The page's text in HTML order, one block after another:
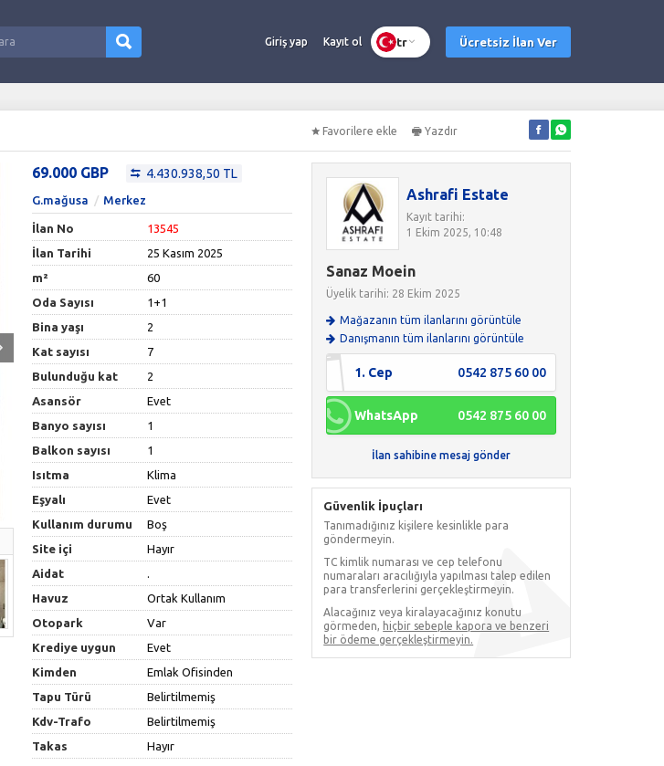
Giriş yap Kayıt ol tr Ücretsiz İlan Ver
Favorilere ekle Yazdır
69.000 GBP 4.430.938,50 TL
G.mağusa Merkez
İlan No
13545
İlan Tarihi
25 Kasım 2025
m²
60
Oda Sayısı
1+1
Bina yaşı
2
Kat sayısı
7
Bulunduğu kat
2
Asansör
Evet
Banyo sayısı
1
Balkon sayısı
1
Isıtma
Klima
Eşyalı
Evet
Kullanım durumu
Boş
Site içi
Hayır
Aidat
.
Havuz
Ortak Kullanım
Otopark
Var
Krediye uygun
Evet
Kimden
Emlak Ofisinden
Tapu Türü
Belirtilmemiş
Kdv-Trafo
Belirtilmemiş
Takas
Hayır
Ashrafi Estate
Kayıt tarihi:
1 Ekim 2025, 10:48
Sanaz Moein
Üyelik tarihi: 28 Ekim 2025
Mağazanın tüm ilanlarını görüntüle
Danışmanın tüm ilanlarını görüntüle
1. Cep 0542 875 60 00
WhatsApp 0542 875 60 00
İlan sahibine mesaj gönder
Güvenlik İpuçları
Tanımadığınız kişilere kesinlikle para
göndermeyin.
TC kimlik numarası ve cep telefonu
numaraları aracılığıyla yapılması talep edilen
para transferlerini gerçekleştirmeyin.
Alacağınız veya kiralayacağınız konutu
görmeden, hiçbir sebeple kapora ve benzeri
bir ödeme gerçekleştirmeyin.